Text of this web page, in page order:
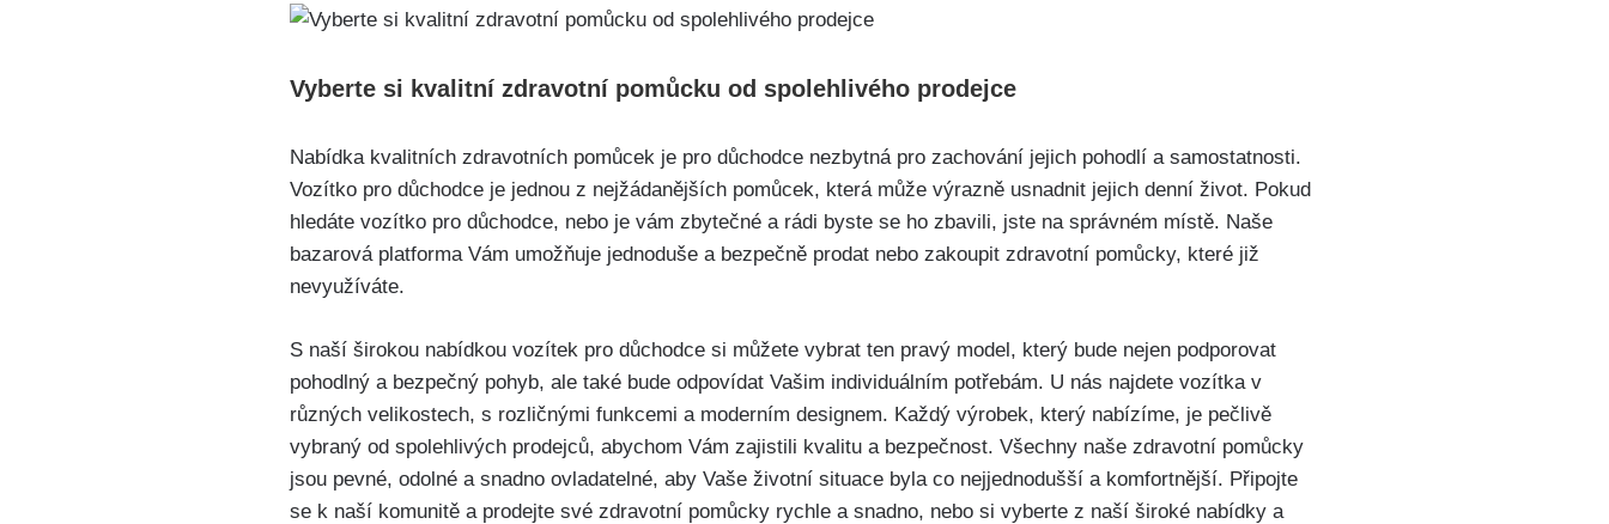
Vyberte si kvalitní zdravotní pomůcku od spolehlivého prodejce
Nabídka kvalitních zdravotních pomůcek je pro důchodce nezbytná pro zachování jejich pohodlí a samostatnosti.
Vozítko pro důchodce je jednou z nejžádanějších pomůcek, která může výrazně usnadnit jejich denní život. Pokud
hledáte vozítko pro důchodce, nebo je vám zbytečné a rádi byste se ho zbavili, jste na správném místě. Naše
bazarová platforma Vám umožňuje jednoduše a bezpečně prodat nebo zakoupit zdravotní pomůcky, které již
nevyužíváte.
S naší širokou nabídkou vozítek pro důchodce si můžete vybrat ten pravý model, který bude nejen podporovat
pohodlný a bezpečný pohyb, ale také bude odpovídat Vašim individuálním potřebám. U nás najdete vozítka v
různých velikostech, s rozličnými funkcemi a moderním designem. Každý výrobek, který nabízíme, je pečlivě
vybraný od spolehlivých prodejců, abychom Vám zajistili kvalitu a bezpečnost. Všechny naše zdravotní pomůcky
jsou pevné, odolné a snadno ovladatelné, aby Vaše životní situace byla co nejjednodušší a komfortnější. Připojte
se k naší komunitě a prodejte své zdravotní pomůcky rychle a snadno, nebo si vyberte z naší široké nabídky a